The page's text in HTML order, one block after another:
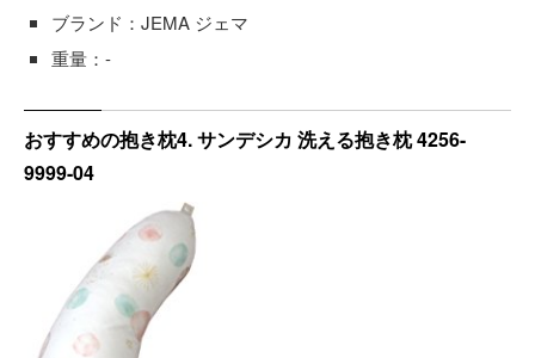
ブランド：JEMA ジェマ
重量：-
おすすめの抱き枕4. サンデシカ 洗える抱き枕 4256-
9999-04